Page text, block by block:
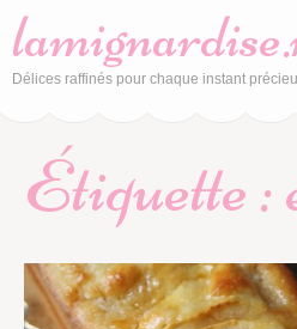
Délices raffinés pour chaque instant
Étiquette :